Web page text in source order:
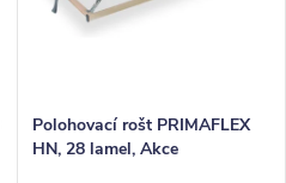
Polohovací rošt PRIMAFLEX
HN, 28 lamel, Akce